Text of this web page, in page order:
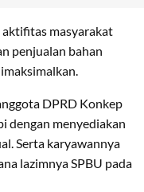
aktifitas masyarakat
penjualan bahan
DPRD Konkep
dengan menyediakan
Serta karyawannya
lazimnya SPBU pada